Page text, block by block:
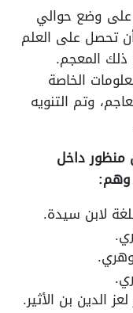
وضع حوالي
أن تحصل على العلم
ذلك المعجم.
الخاصة
وتم التنويه
منظور داخل
وهم:
لابن سيدة.
الدين بن الأثير.